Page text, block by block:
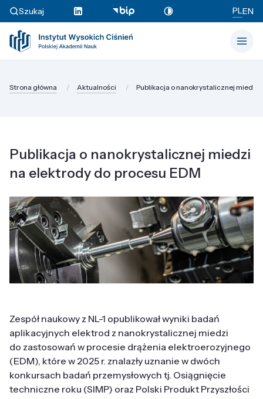
Szukaj PLEN
Strona główna Aktualności Publikacja o nanokrystalicznej miedzi
Publikacja o nanokrystalicznej miedzi
na elektrody do procesu EDM
Zespół naukowy z NL-1 opublikował wyniki badań
aplikacyjnych elektrod z nanokrystalicznej miedzi
do zastosowań w procesie drążenia elektroerozyjnego
(EDM), które w 2025 r. znalazły uznanie w dwóch
konkursach badań przemysłowych tj. Osiągnięcie
techniczne roku (SIMP) oraz Polski Produkt Przyszłości